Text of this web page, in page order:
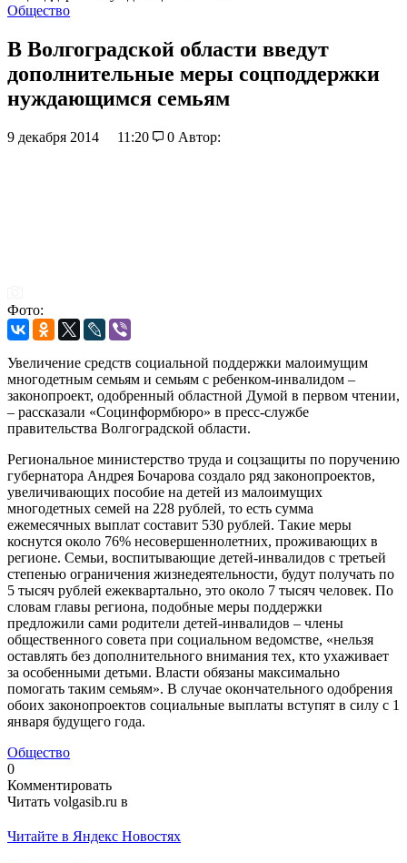
Общество
В Волгоградской области введут
дополнительные меры соцподдержки
нуждающимся семьям
9 декабря 2014 11:20 0 Автор:
Фото:
Увеличение средств социальной поддержки малоимущим
многодетным семьям и семьям с ребенком-инвалидом –
законопроект, одобренный областной Думой в первом чтении,
– рассказали «Социнформбюро» в пресс-службе
правительства Волгоградской области.
Региональное министерство труда и соцзащиты по поручению
губернатора Андрея Бочарова создало ряд законопроектов,
увеличивающих пособие на детей из малоимущих
многодетных семей на 228 рублей, то есть сумма
ежемесячных выплат составит 530 рублей. Такие меры
коснутся около 76% несовершеннолетних, проживающих в
регионе. Семьи, воспитывающие детей-инвалидов с третьей
степенью ограничения жизнедеятельности, будут получать по
5 тысяч рублей ежеквартально, это около 7 тысяч человек. По
словам главы региона, подобные меры поддержки
предложили сами родители детей-инвалидов – члены
общественного совета при социальном ведомстве, «нельзя
оставлять без дополнительного внимания тех, кто ухаживает
за особенными детьми. Власти обязаны максимально
помогать таким семьям». В случае окончательного одобрения
обоих законопроектов социальные выплаты вступят в силу с 1
января будущего года.
Общество
0
Комментировать
Читать volgasib.ru в
Читайте в Яндекс Новостях